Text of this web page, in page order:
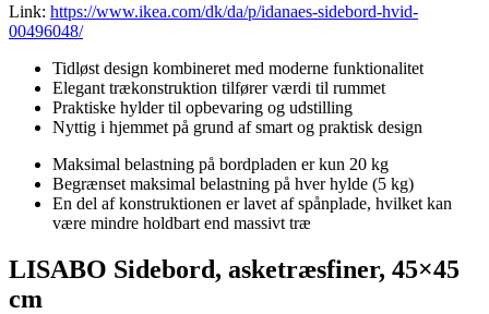
Link: https://www.ikea.com/dk/da/p/idanaes-sidebord-hvid-
00496048/
Tidløst design kombineret med moderne funktionalitet
Elegant trækonstruktion tilfører værdi til rummet
Praktiske hylder til opbevaring og udstilling
Nyttig i hjemmet på grund af smart og praktisk design
Maksimal belastning på bordpladen er kun 20 kg
Begrænset maksimal belastning på hver hylde (5 kg)
En del af konstruktionen er lavet af spånplade, hvilket kan
være mindre holdbart end massivt træ
LISABO Sidebord, asketræsfiner, 45×45
cm